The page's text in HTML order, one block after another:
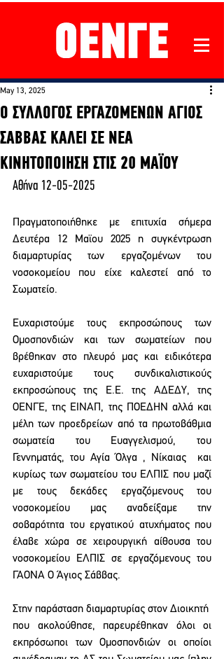
Ο ΣΥΛΛΟΓΟΣ ΕΡΓΑΖΟΜΕΝΩΝ ΑΓΙΟΣ
ΣΑΒΒΑΣ ΚΑΛΕΙ ΣΕ ΝΕΑ
ΚΙΝΗΤΟΠΟΙΗΣΗ ΣΤΙΣ 20 ΜΑΪΟΥ
May 13, 2025
Αθήνα 12-05-2025
Πραγματοποιήθηκε με επιτυχία σήμερα
Δευτέρα 12 Μαϊου 2025 η συγκέντρωση
διαμαρτυρίας των εργαζομένων του
νοσοκομείου που είχε καλεστεί από το
Σωματείο.
Ευχαριστούμε τους εκπροσώπους των
Ομοσπονδιών και των σωματείων που
βρέθηκαν στο πλευρό μας και ειδικότερα
ευχαριστούμε τους συνδικαλιστικούς
εκπροσώπους της Ε.Ε. της ΑΔΕΔΥ, της
ΟΕΝΓΕ, της ΕΙΝΑΠ, της ΠΟΕΔΗΝ αλλά και
μέλη των προεδρείων από τα πρωτοβάθμια
σωματεία του Ευαγγελισμού, του
Γεννηματάς, του Αγία Όλγα , Νίκαιας  και
κυρίως των σωματείου του ΕΛΠΙΣ που μαζί
με τους δεκάδες εργαζόμενους του
νοσοκομείου μας αναδείξαμε την
σοβαρότητα του εργατικού ατυχήματος που
έλαβε χώρα σε χειρουργική αίθουσα του
νοσοκομείου ΕΛΠΙΣ σε εργαζόμενους του
ΓΑΟΝΑ Ο Άγιος Σάββας.
Στην παράσταση διαμαρτυρίας στον Διοικητή
που ακολούθησε, παρευρέθηκαν όλοι οι
εκπρόσωποι των Ομοσπονδιών οι οποίοι